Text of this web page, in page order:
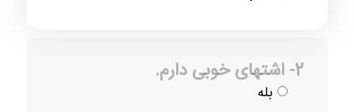
2- اشتهای خوبی دارم.
بله